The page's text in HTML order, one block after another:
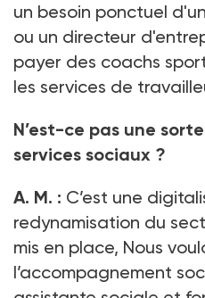
un besoin ponctuel
ou un directeur
payer des coachs
les services de
N’est-ce pas une
services sociaux ?
A. M. : C’est une
redynamisation du
mis en place, Nous
l’accompagnement